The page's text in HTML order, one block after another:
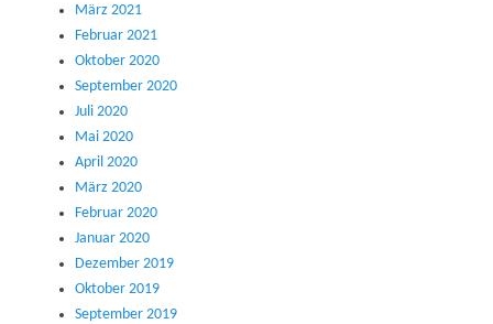
März 2021
Februar 2021
Oktober 2020
September 2020
Juli 2020
Mai 2020
April 2020
März 2020
Februar 2020
Januar 2020
Dezember 2019
Oktober 2019
September 2019